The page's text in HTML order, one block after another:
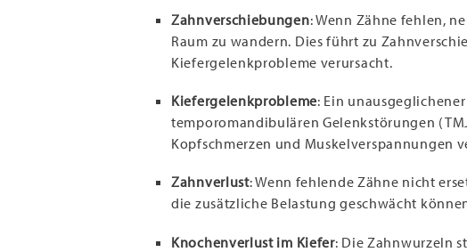
Zahnverschiebungen: Wenn Zähne fehlen,
Raum zu wandern. Dies führt zu
Kiefergelenkprobleme verursacht.
Kiefergelenkprobleme: Ein
temporomandibulären Gelenkstörungen
Kopfschmerzen und Muskelverspannungen
Zahnverlust: Wenn fehlende Zähne nicht
die zusätzliche Belastung geschwächt
Knochenverlust im Kiefer: Die Zahnwurzeln